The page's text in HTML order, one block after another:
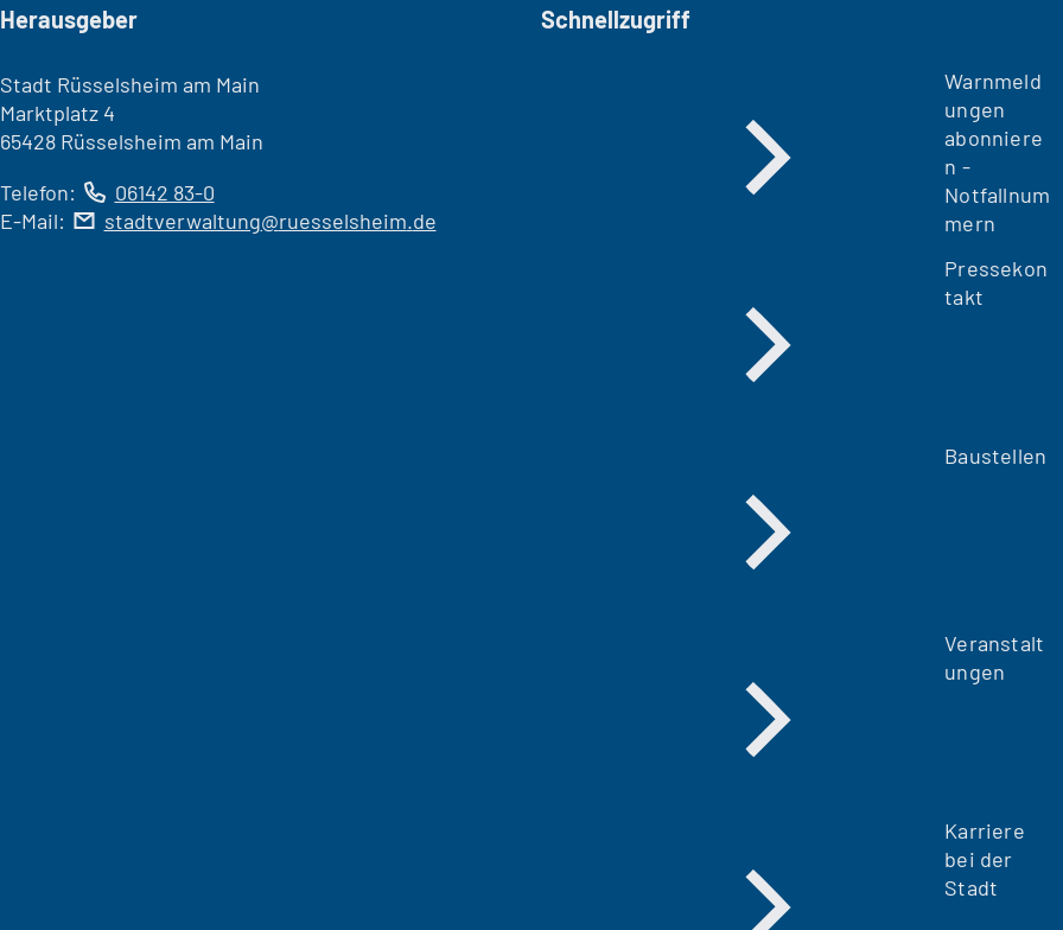
Seitenfuß
Herausgeber
Stadt Rüsselsheim am Main
Marktplatz 4
65428 Rüsselsheim am Main
Telefon:
06142 83-0
E-Mail:
stadtverwaltung ruesselsheim de
Schnellzugriff
Warnmeld
ungen
abonniere
n -
Notfallnum
mern
Pressekon
takt
Baustellen
Veranstalt
ungen
Karriere
bei der
Stadt